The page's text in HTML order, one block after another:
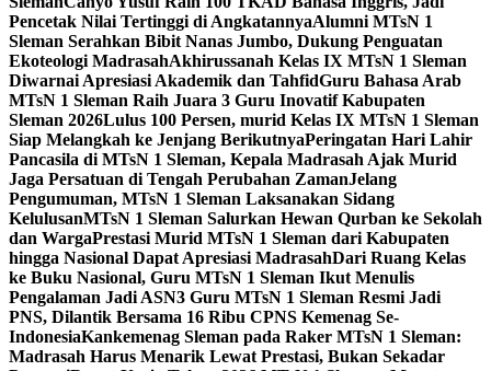
Pencetak Nilai Tertinggi di AngkatannyaAlumni MTsN 1
Sleman Serahkan Bibit Nanas Jumbo, Dukung Penguatan
Ekoteologi MadrasahAkhirussanah Kelas IX MTsN 1 Sleman
Diwarnai Apresiasi Akademik dan TahfidGuru Bahasa Arab
MTsN 1 Sleman Raih Juara 3 Guru Inovatif Kabupaten
Sleman 2026Lulus 100 Persen, murid Kelas IX MTsN 1 Sleman
Siap Melangkah ke Jenjang BerikutnyaPeringatan Hari Lahir
Pancasila di MTsN 1 Sleman, Kepala Madrasah Ajak Murid
Jaga Persatuan di Tengah Perubahan ZamanJelang
Pengumuman, MTsN 1 Sleman Laksanakan Sidang
KelulusanMTsN 1 Sleman Salurkan Hewan Qurban ke Sekolah
dan WargaPrestasi Murid MTsN 1 Sleman dari Kabupaten
hingga Nasional Dapat Apresiasi MadrasahDari Ruang Kelas
ke Buku Nasional, Guru MTsN 1 Sleman Ikut Menulis
Pengalaman Jadi ASN3 Guru MTsN 1 Sleman Resmi Jadi
PNS, Dilantik Bersama 16 Ribu CPNS Kemenag Se-
IndonesiaKankemenag Sleman pada Raker MTsN 1 Sleman:
Madrasah Harus Menarik Lewat Prestasi, Bukan Sekadar